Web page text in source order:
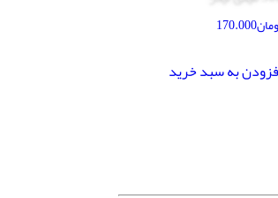
170.000
به سبد خرید